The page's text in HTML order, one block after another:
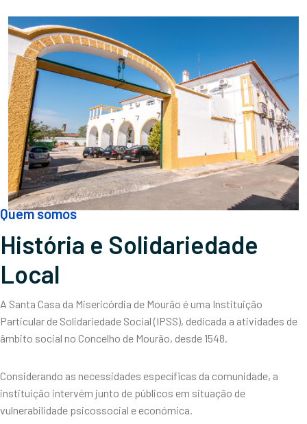
Quem somos
História e Solidariedade
Local
A Santa Casa da Misericórdia de Mourão é uma Instituição
Particular de Solidariedade Social (IPSS), dedicada a atividades de
âmbito social no Concelho de Mourão, desde 1548.
Considerando as necessidades específicas da comunidade, a
instituição intervém junto de públicos em situação de
vulnerabilidade psicossocial e económica.